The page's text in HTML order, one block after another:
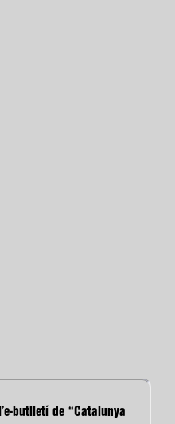
butlletí de “Catalunya